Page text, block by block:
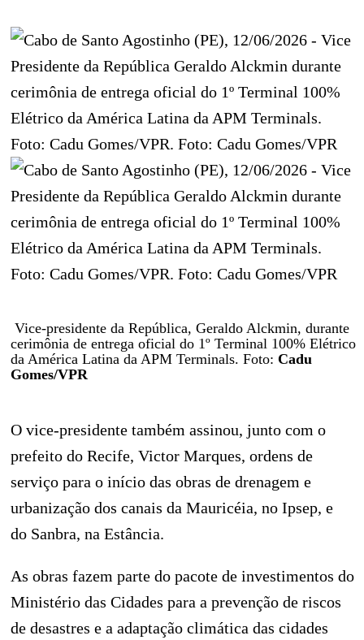
Vice-presidente da República, Geraldo Alckmin, durante
cerimônia de entrega oficial do 1º Terminal 100% Elétrico
da América Latina da APM Terminals. Foto: Cadu
Gomes/VPR
O vice-presidente também assinou, junto com o
prefeito do Recife, Victor Marques, ordens de
serviço para o início das obras de drenagem e
urbanização dos canais da Mauricéia, no Ipsep, e
do Sanbra, na Estância.
As obras fazem parte do pacote de investimentos do
Ministério das Cidades para a prevenção de riscos
de desastres e a adaptação climática das cidades